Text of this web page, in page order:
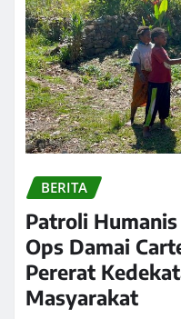
BERITA
Patroli
Ops Damai
Pererat
Masyarakat